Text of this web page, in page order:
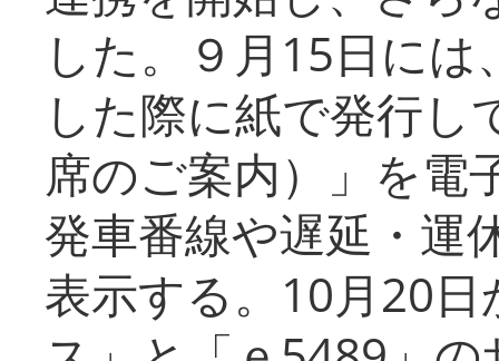
した。９月15日に
した際に紙で発行し
席のご案内）」を電
発車番線や遅延・運
表示する。10月20